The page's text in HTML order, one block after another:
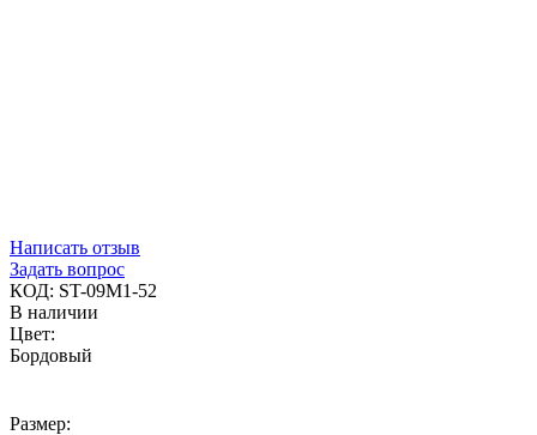
Написать отзыв
Задать вопрос
КОД: ST-09M1-52
В наличии
Цвет:
Бордовый
Размер: